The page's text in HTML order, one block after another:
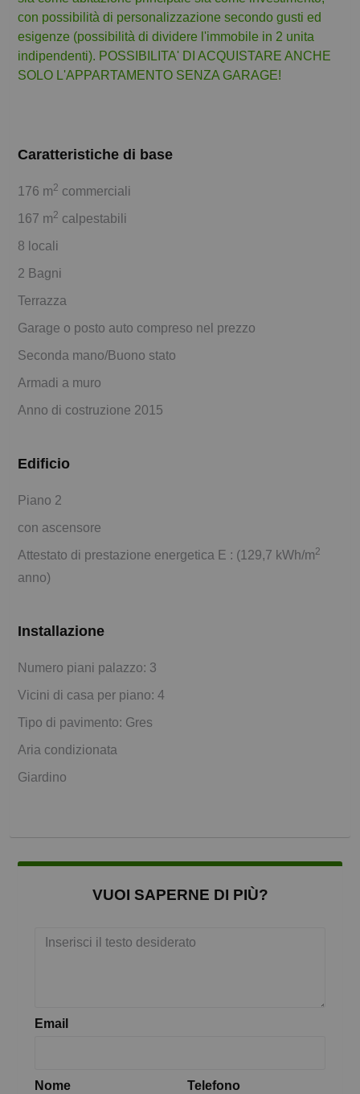
con possibilità di personalizzazione secondo gusti ed
esigenze (possibilità di dividere l'immobile in 2 unita
indipendenti). POSSIBILITA' DI ACQUISTARE ANCHE
SOLO L'APPARTAMENTO SENZA GARAGE!
Caratteristiche di base
176 m2 commerciali
167 m2 calpestabili
8 locali
2 Bagni
Terrazza
Garage o posto auto compreso nel prezzo
Seconda mano/Buono stato
Armadi a muro
Anno di costruzione 2015
Edificio
Piano 2
con ascensore
Attestato di prestazione energetica E : (129,7 kWh/m2
anno)
Installazione
Numero piani palazzo: 3
Vicini di casa per piano: 4
Tipo di pavimento: Gres
Aria condizionata
Giardino
VUOI SAPERNE DI PIÙ?
Email
Nome Telefono